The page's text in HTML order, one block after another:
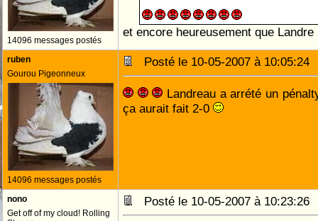
14096 messages postés
et encore heureusement que Landre
ruben
Gourou Pigeonneux
14096 messages postés
Posté le 10-05-2007 à
Landreau a arrété un
ça aurait fait 2-0
nono
Get off of my cloud! Rolling
Posté le 10-05-2007 à